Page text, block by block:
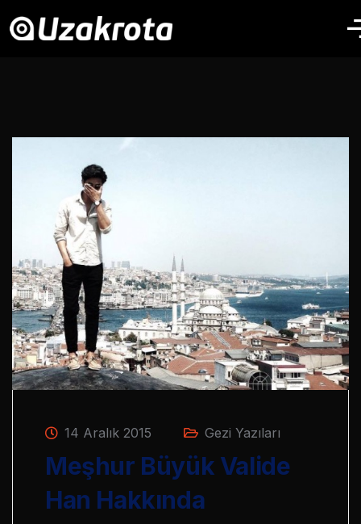
14 Aralık 2015 Gezi Yazıları
Meşhur Büyük Valide
Han Hakkında